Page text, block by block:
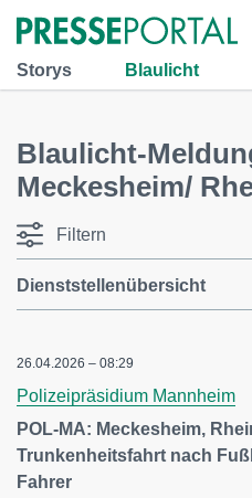
Storys Blaulicht
Blaulicht-
Meckesheim/
Filtern
Dienststellenübersicht
26.04.2026 – 08:29
Polizeipräsidium Mannheim
POL-MA: Meckesheim,
Trunkenheitsfahrt nach
Fahrer